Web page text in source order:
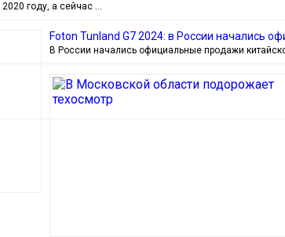
2020 году, а сейчас …
Foton Tunland G7 2024: в России начались
В России начались официальные продажи